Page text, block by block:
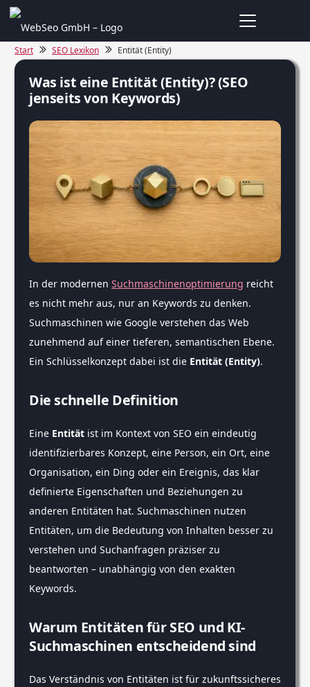
Start SEO Lexikon Entität (Entity)
Was ist eine Entität (Entity)? (SEO
jenseits von Keywords)
In der modernen Suchmaschinenoptimierung reicht
es nicht mehr aus, nur an Keywords zu denken.
Suchmaschinen wie Google verstehen das Web
zunehmend auf einer tieferen, semantischen Ebene.
Ein Schlüsselkonzept dabei ist die Entität (Entity).
Die schnelle Definition
Eine Entität ist im Kontext von SEO ein eindeutig
identifizierbares Konzept, eine Person, ein Ort, eine
Organisation, ein Ding oder ein Ereignis, das klar
definierte Eigenschaften und Beziehungen zu
anderen Entitäten hat. Suchmaschinen nutzen
Entitäten, um die Bedeutung von Inhalten besser zu
verstehen und Suchanfragen präziser zu
beantworten – unabhängig von den exakten
Keywords.
Warum Entitäten für SEO und KI-
Suchmaschinen entscheidend sind
Das Verständnis von Entitäten ist für zukunftssicheres